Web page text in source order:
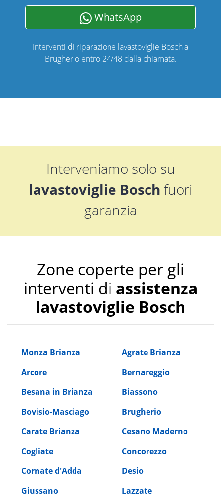
WhatsApp
Interventi di riparazione lavastoviglie Bosch a
Brugherio entro 24/48 dalla chiamata.
Interveniamo solo su
lavastoviglie Bosch fuori
garanzia
Zone coperte per gli
interventi di assistenza
lavastoviglie Bosch
Monza Brianza
Agrate Brianza
Arcore
Bernareggio
Besana in Brianza
Biassono
Bovisio-Masciago
Brugherio
Carate Brianza
Cesano Maderno
Cogliate
Concorezzo
Cornate d'Adda
Desio
Giussano
Lazzate